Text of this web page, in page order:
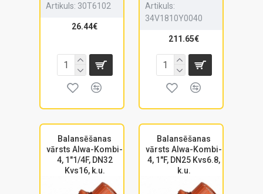
Artikuls: 30T6102
26.44€
Artikuls:
34V1810Y0040
211.65€
Balansēšanas
vārsts Alwa-Kombi-
4, 1"1/4F, DN32
Kvs16, k.u.
Balansēšanas
vārsts Alwa-Kombi-
4, 1"F, DN25 Kvs6.8,
k.u.